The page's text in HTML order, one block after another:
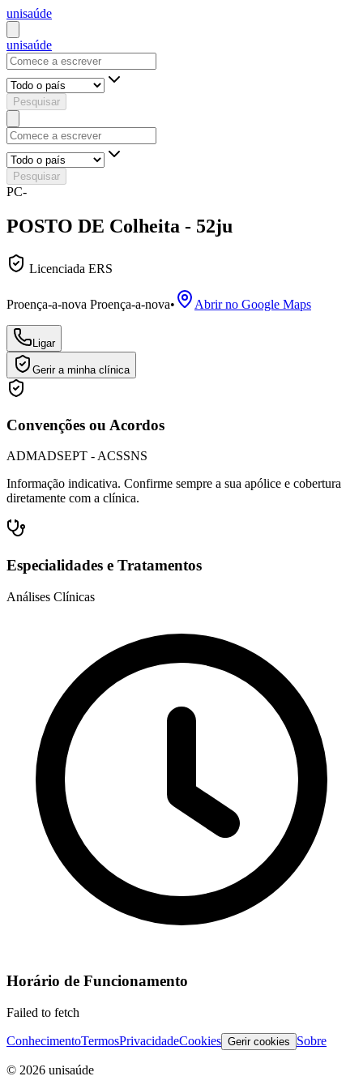
unisaúde
unisaúde
Pesquisar
Pesquisar
PC-
POSTO DE Colheita - 52ju
Licenciada ERS
Proença-a-nova Proença-a-nova• Abrir no Google Maps
Ligar
Gerir a minha clínica
Convenções ou Acordos
ADMADSEPT - ACSSNS
Informação indicativa. Confirme sempre a sua apólice e cobertura
diretamente com a clínica.
Especialidades e Tratamentos
Análises Clínicas
Horário de Funcionamento
Failed to fetch
ConhecimentoTermosPrivacidadeCookies Gerir cookies Sobre
© 2026 unisaúde